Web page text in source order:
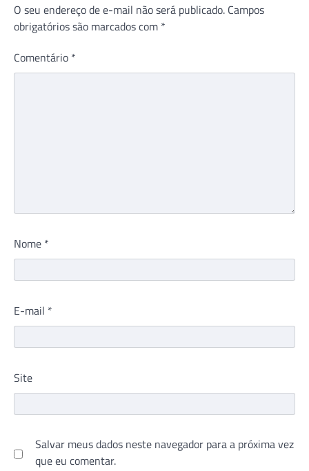
O seu endereço de e-mail não será publicado. Campos
obrigatórios são marcados com *
Comentário *
Nome *
E-mail *
Site
Salvar meus dados neste navegador para a próxima vez
que eu comentar.